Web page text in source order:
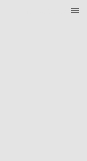
marcus hoehn